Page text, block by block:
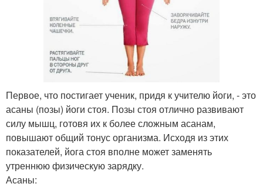
Первое, что постигает ученик, придя к учителю йоги, - это
асаны (позы) йоги стоя. Позы стоя отлично развивают
силу мышц, готовя их к более сложным асанам,
повышают общий тонус организма. Исходя из этих
показателей, йога стоя вполне может заменять
утреннюю физическую зарядку.
Асаны: